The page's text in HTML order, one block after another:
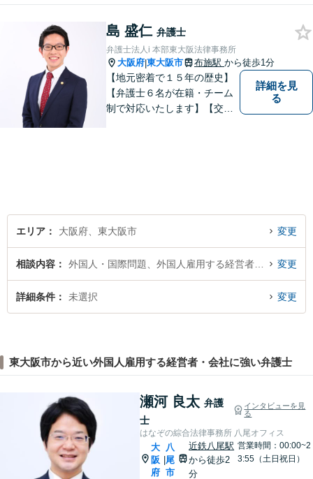
駅前店５階】 お悩みは【弁護
士法人ｉ 東大阪法律事務
所 】におまかせください！
島 盛仁 弁護士
弁護士法人i 本部東大阪法律事務所
大阪府|東大阪市 布施駅 から徒歩1分
【地元密着で１５年の歴史】
【弁護士６名が在籍・チーム
制で対応いたします】【交通
詳細を見
る
エリア 大阪府、東大阪市 変更
相談内容 変更
詳細条件 未選択 変更
東大阪市から近い外国人雇用する経営者・会社に強い弁護士
瀬河 良太 弁護
士
インタビューを見
る
はなぞの綜合法律事務所 八尾オフィス
大
阪
府
八
尾
市
近鉄八尾駅
から徒歩2
分
営業時間：00:00~2
3:55（土日祝日）